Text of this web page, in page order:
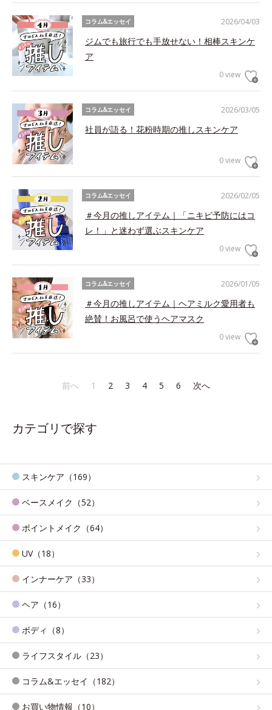
2026/04/03
コラム&エッセイ
ジムでも旅行でも手放せない！相棒スキンケ
ア
0 view
2026/03/05
コラム&エッセイ
社員が語る！花粉時期の推しスキンケア
0 view
2026/02/05
コラム&エッセイ
＃今月の推しアイテム｜「ニキビ予防にはコ
レ！」と迷わず選ぶスキンケア
0 view
2026/01/05
コラム&エッセイ
＃今月の推しアイテム｜ヘアミルク愛用者も
絶賛！お風呂で使うヘアマスク
0 view
前へ 1 2 3 4 5 6 次へ
カテゴリで探す
スキンケア（169）
ベースメイク（52）
ポイントメイク（64）
UV（18）
インナーケア（33）
ヘア（16）
ボディ（8）
ライフスタイル（23）
コラム&エッセイ（182）
お買い物情報（10）